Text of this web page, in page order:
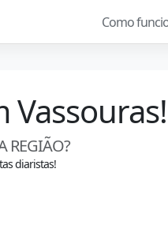
Como
Vassouras!
REGIÃO?
diaristas!